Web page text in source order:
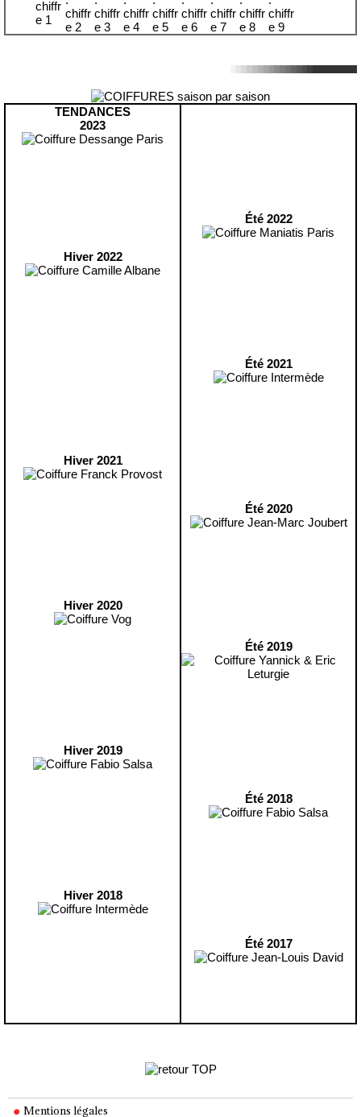
TENDANCES
2023
Hiver 2022
Hiver 2021
Hiver 2020
Hiver 2019
Hiver 2018
Été 2022
Été 2021
Été 2020
Été 2019
Été 2018
Été 2017
Mentions légales